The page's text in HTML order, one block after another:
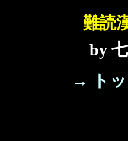
難読
by
→ ト